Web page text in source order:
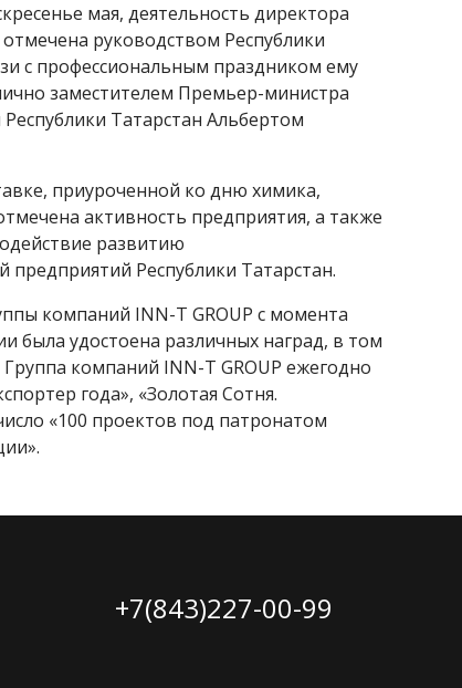
мая, деятельность директора
руководством Республики
с профессиональным праздником ему
заместителем Премьер-министра
Татарстан Альбертом
приуроченной ко дню химика,
активность предприятия, а также
развитию
Республики Татарстан.
компаний INN-T GROUP с момента
была удостоена различных наград, в том
компаний INN-T GROUP ежегодно
года», «Золотая Сотня.
«100 проектов под патронатом
+7(843)227-00-99